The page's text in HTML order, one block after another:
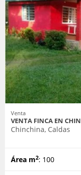
Venta
VENTA FINCA EN
Chinchina, Caldas
Área m2: 100